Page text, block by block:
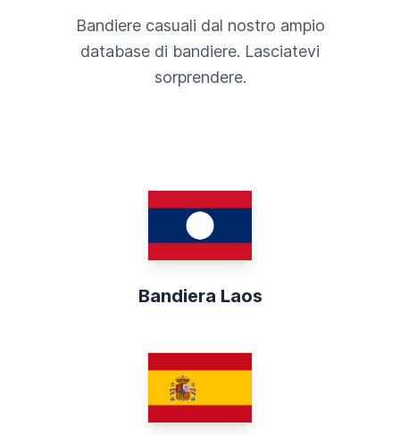
Bandiere casuali dal nostro ampio
database di bandiere. Lasciatevi
sorprendere.
Bandiera Laos